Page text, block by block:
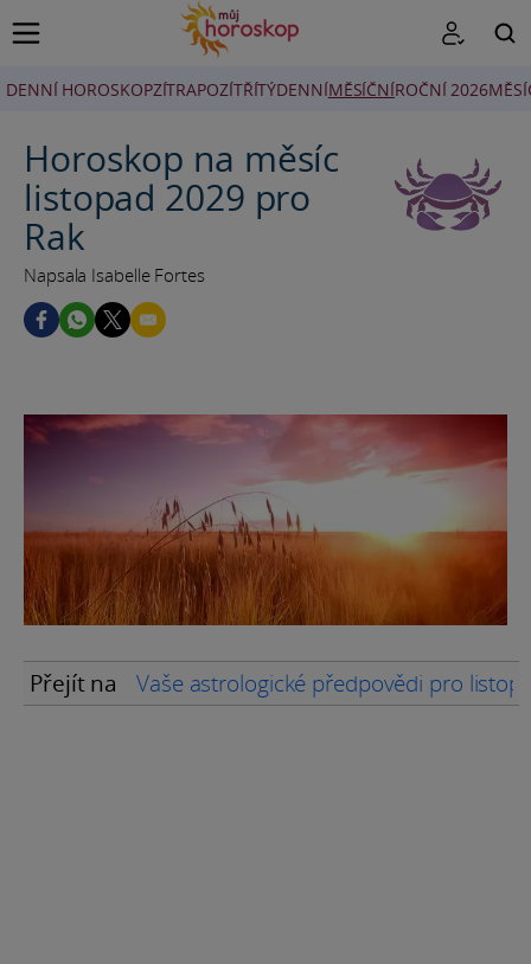
DENNÍ HOROSKOPZÍTRAPOZÍTŘÍTÝDENNÍMĚSÍČNÍROČNÍ 2026
Horoskop na měsíc
listopad 2029 pro
Rak
Napsala Isabelle Fortes
Přejít na Vaše astrologické předpovědi pro